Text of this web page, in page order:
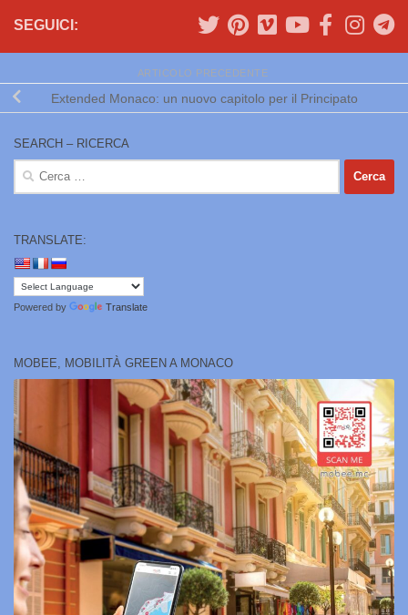
SEGUICI:
ARTICOLO PRECEDENTE
Extended Monaco: un nuovo capitolo per il Principato
SEARCH – RICERCA
Ricerca
TRANSLATE:
Powered by Translate
MOBEE, MOBILITÀ GREEN A MONACO